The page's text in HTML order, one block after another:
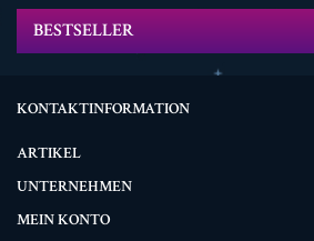
BESTSELLER
KONTAKTINFORMATION
ARTIKEL
UNTERNEHMEN
MEIN KONTO